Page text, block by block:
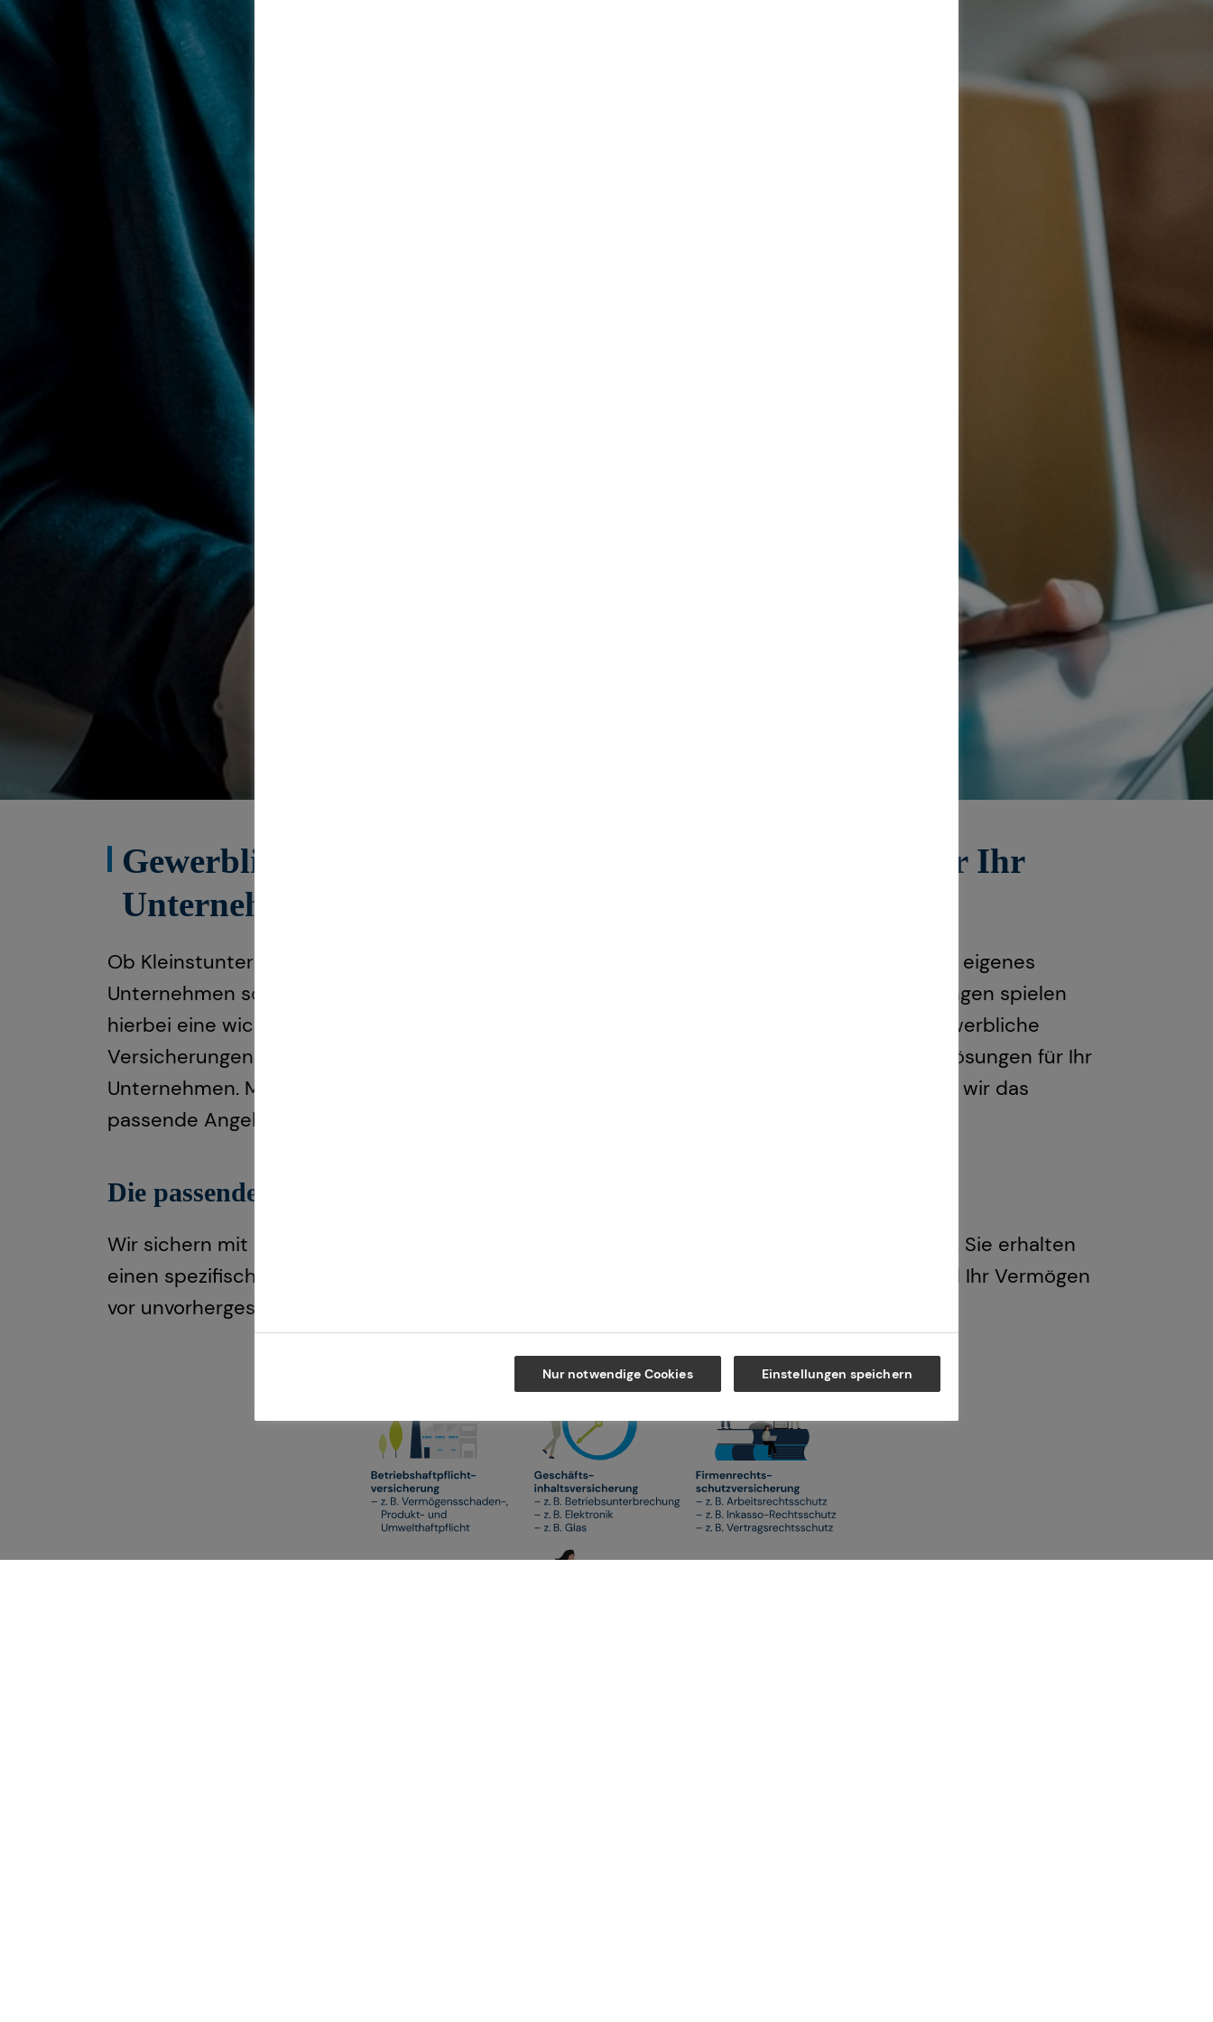
Gewerbliche Versicherungen: Individuelle Lösungen für Ihr
Unternehmen
Ob Kleinstunternehmen, freiberuflich tätige Person, Mittelstand oder Großunternehmen: Ihr eigenes
Unternehmen soll zu jedem Zeitpunkt auf sicheren Beinen stehen. Gewerbliche Versicherungen spielen
hierbei eine wichtige Rolle. Gemeinsam mit unseren Spezialistinnen und Spezialisten für gewerbliche
Versicherungen finden wir schnell und passgenau branchenspezifische und ganzheitliche Lösungen für Ihr
Unternehmen. Mithilfe unseres breiten Produktportfolios und ausgewählten Partnern finden wir das
passende Angebot für Sie und Ihr Unternehmen – persönlich, nachhaltig und individuell.
Die passende Lösung für Ihr Unternehmen
Wir sichern mit unseren Partnerunternehmen Ihre unternehmerischen Risiken individuell ab. Sie erhalten
einen spezifisch auf Ihr Unternehmen abgestimmten Versicherungsschutz. Ihr Gewerbe und Ihr Vermögen
vor unvorhergesehenen Ereignissen optimal zu schützen, ist unsere Mission.
Nur notwendige Cookies Einstellungen speichern